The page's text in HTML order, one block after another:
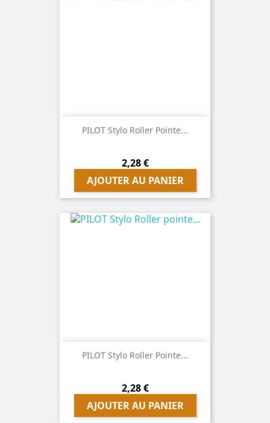
PILOT Stylo Roller Pointe...
Prix
2,28 €
AJOUTER AU PANIER
PILOT Stylo Roller Pointe...
Prix
2,28 €
AJOUTER AU PANIER